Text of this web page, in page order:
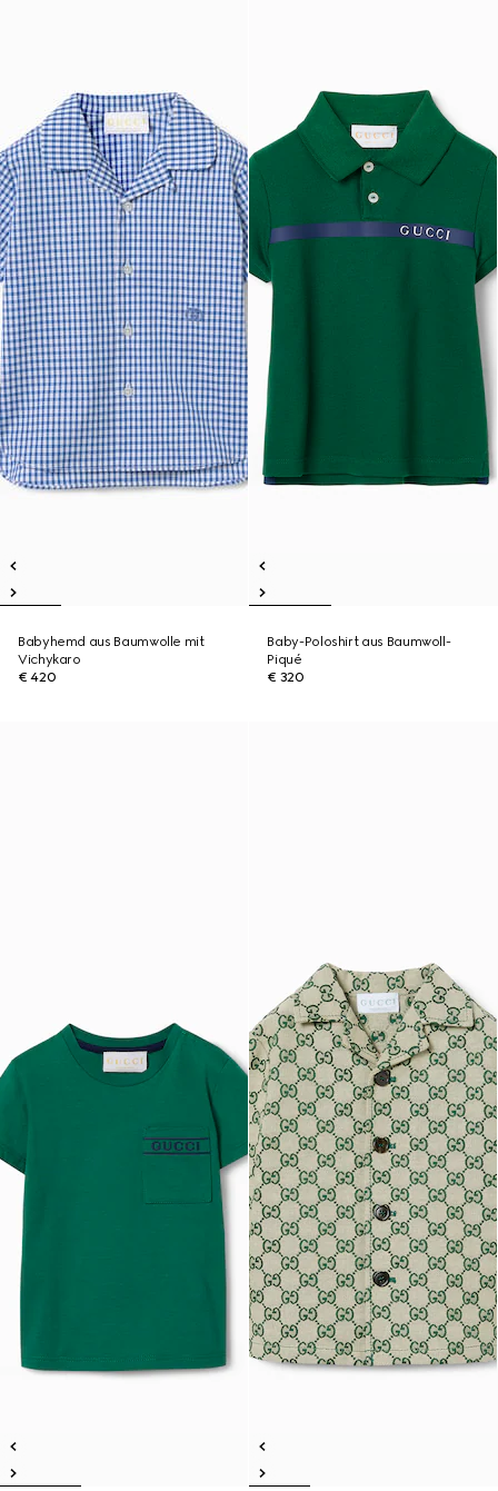
Babyhemd aus Baumwolle mit
Vichykaro
€ 420
Baby-Poloshirt aus Baumwoll-
Piqué
€ 320